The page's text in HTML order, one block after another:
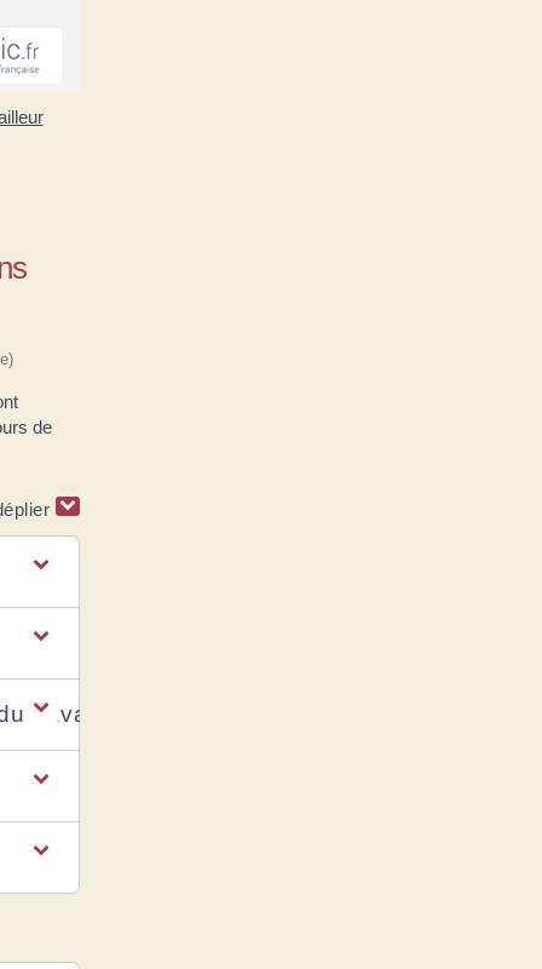
de
travail et maladies professionnelles ?